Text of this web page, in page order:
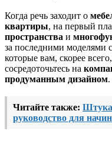
Когда речь заходит о
квартиры, на первый
пространства и
за последними
которые вам, скорее
сосредоточьтесь на
продуманным дизайном.
Читайте также:
руководство для